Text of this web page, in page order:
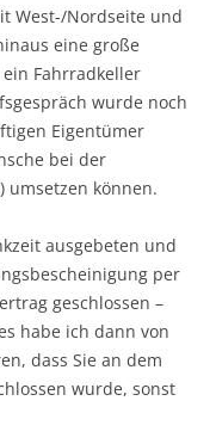
West-/Nordseite und
eine große
Fahrradkeller
wurde noch
Eigentümer
bei der
umsetzen können.
ausgebeten und
per
geschlossen –
habe ich dann von
dass Sie an dem
wurde, sonst